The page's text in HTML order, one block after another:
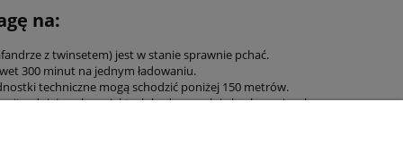
na:
z twinsetem) jest w stanie sprawnie pchać.
300 minut na jednym ładowaniu.
techniczne mogą schodzić poniżej 150 metrów.
projektach badawczych i eksploracyjnych na